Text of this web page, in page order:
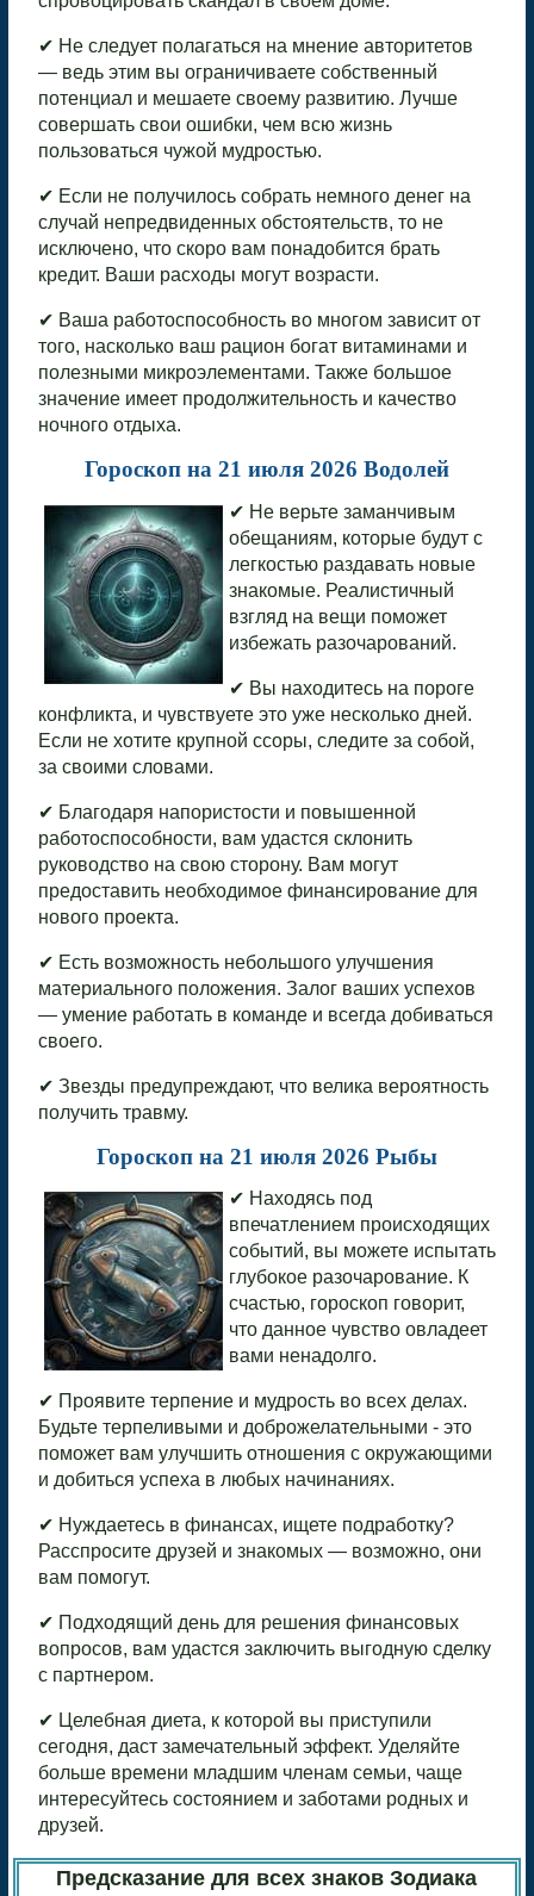
✔ Не следует полагаться на мнение авторитетов
— ведь этим вы ограничиваете собственный
потенциал и мешаете своему развитию. Лучше
совершать свои ошибки, чем всю жизнь
пользоваться чужой мудростью.
✔ Если не получилось собрать немного денег на
случай непредвиденных обстоятельств, то не
исключено, что скоро вам понадобится брать
кредит. Ваши расходы могут возрасти.
✔ Ваша работоспособность во многом зависит от
того, насколько ваш рацион богат витаминами и
полезными микроэлементами. Также большое
значение имеет продолжительность и качество
ночного отдыха.
Гороскоп на 21 июля 2026 Водолей
✔ Не верьте заманчивым
обещаниям, которые будут с
легкостью раздавать новые
знакомые. Реалистичный
взгляд на вещи поможет
избежать разочарований.
✔ Вы находитесь на пороге
конфликта, и чувствуете это уже несколько дней.
Если не хотите крупной ссоры, следите за собой,
за своими словами.
✔ Благодаря напористости и повышенной
работоспособности, вам удастся склонить
руководство на свою сторону. Вам могут
предоставить необходимое финансирование для
нового проекта.
✔ Есть возможность небольшого улучшения
материального положения. Залог ваших успехов
— умение работать в команде и всегда добиваться
своего.
✔ Звезды предупреждают, что велика вероятность
получить травму.
Гороскоп на 21 июля 2026 Рыбы
✔ Находясь под
впечатлением происходящих
событий, вы можете испытать
глубокое разочарование. К
счастью, гороскоп говорит,
что данное чувство овладеет
вами ненадолго.
✔ Проявите терпение и мудрость во всех делах.
Будьте терпеливыми и доброжелательными - это
поможет вам улучшить отношения с окружающими
и добиться успеха в любых начинаниях.
✔ Нуждаетесь в финансах, ищете подработку?
Расспросите друзей и знакомых — возможно, они
вам помогут.
✔ Подходящий день для решения финансовых
вопросов, вам удастся заключить выгодную сделку
с партнером.
✔ Целебная диета, к которой вы приступили
сегодня, даст замечательный эффект. Уделяйте
больше времени младшим членам семьи, чаще
интересуйтесь состоянием и заботами родных и
друзей.
Предсказание для всех знаков Зодиака